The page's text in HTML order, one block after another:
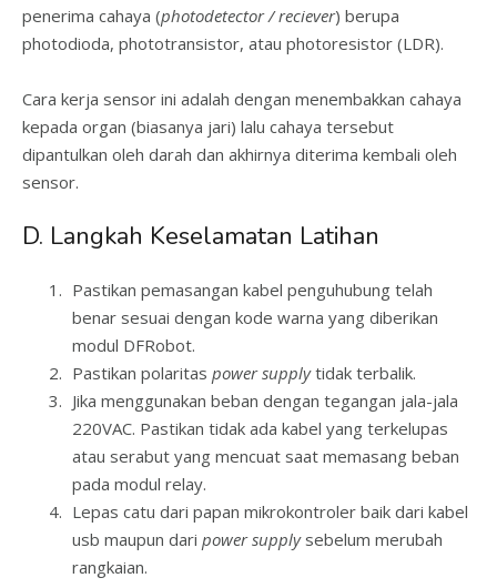
penerima cahaya (photodetector / reciever) berupa
photodioda, phototransistor, atau photoresistor (LDR).
Cara kerja sensor ini adalah dengan menembakkan cahaya
kepada organ (biasanya jari) lalu cahaya tersebut
dipantulkan oleh darah dan akhirnya diterima kembali oleh
sensor.
D. Langkah Keselamatan Latihan
Pastikan pemasangan kabel penguhubung telah
benar sesuai dengan kode warna yang diberikan
modul DFRobot.
Pastikan polaritas power supplytidak terbalik.
Jika menggunakan beban dengan tegangan jala-jala
220VAC. Pastikan tidak ada kabel yang terkelupas
atau serabut yang mencuat saat memasang beban
pada modul relay.
Lepas catu dari papan mikrokontroler baik dari kabel
usb maupun dari power supplysebelum merubah
rangkaian.